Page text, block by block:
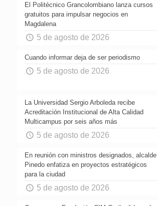
El Politécnico Grancolombiano lanza cursos
gratuitos para impulsar negocios en
Magdalena
5 de agosto de 2026
Cuando informar deja de ser periodismo
5 de agosto de 2026
La Universidad Sergio Arboleda recibe
Acreditación Institucional de Alta Calidad
Multicampus por seis años más
5 de agosto de 2026
En reunión con ministros designados, alcalde
Pinedo enfatiza en proyectos estratégicos
para la ciudad
5 de agosto de 2026